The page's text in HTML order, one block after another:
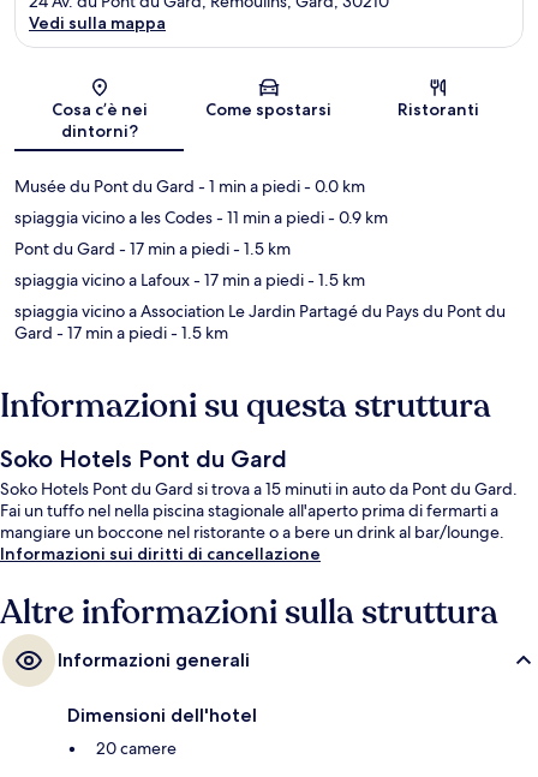
Mappa
Vedi sulla mappa
Cosa c’è nei
dintorni?
Come spostarsi Ristoranti
Musée du Pont du Gard - 1 min a piedi- 0.0 km
spiaggia vicino a les Codes- 11 min a piedi- 0.9 km
Pont du Gard - 17 min a piedi- 1.5 km
spiaggia vicino a Lafoux- 17 min a piedi- 1.5 km
spiaggia vicino a Association Le Jardin Partagé du Pays du Pont du
Gard - 17 min a piedi- 1.5 km
Informazioni su questa struttura
Soko Hotels Pont du Gard
Soko Hotels Pont du Gard si trova a 15 minuti in auto da Pont du Gard.
Fai un tuffo nel nella piscina stagionale all'aperto prima di fermarti a
mangiare un boccone nel ristorante o a bere un drink al bar/lounge.
Informazioni sui diritti di cancellazione
Altre informazioni sulla struttura
Informazioni generali
Dimensioni dell'hotel
20 camere